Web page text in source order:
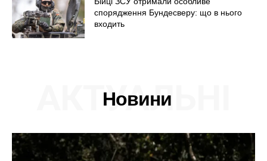
спорядження Бундесверу: що в нього
входить
Новини
АКТУАЛЬНІ